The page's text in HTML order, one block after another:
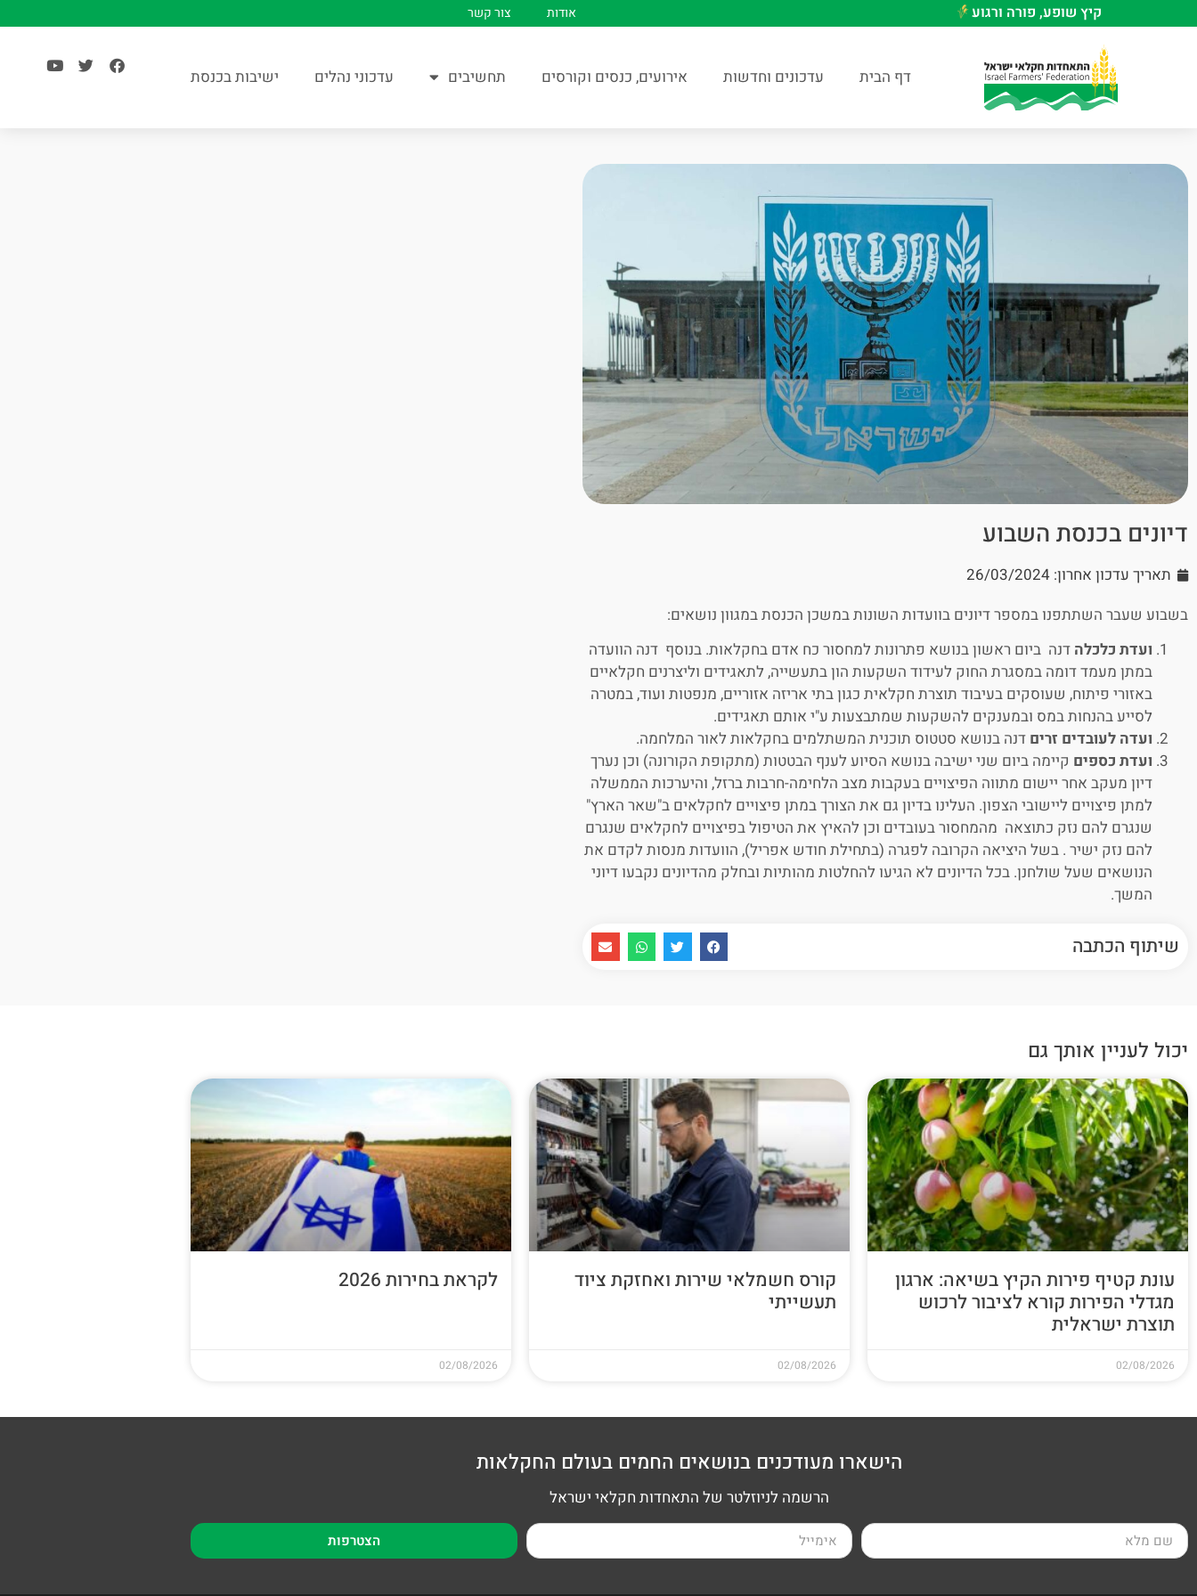
קיץ שופע, פורה ורגוע אודות צור קשר
דף הבית עדכונים וחדשות אירועים, כנסים וקורסים תחשיבים עדכוני נהלים ישיבות בכנסת
דיונים בכנסת השבוע
תאריך עדכון אחרון: 26/03/2024
בשבוע שעבר השתתפנו במספר דיונים בוועדות השונות במשכן הכנסת במגוון נושאים:
ועדת כלכלה דנה ביום ראשון בנושא פתרונות למחסור כח אדם בחקלאות. בנוסף דנה הוועדה
במתן מעמד דומה במסגרת החוק לעידוד השקעות הון בתעשייה, לתאגידים וליצרנים חקלאיים
באזורי פיתוח, שעוסקים בעיבוד תוצרת חקלאית כגון בתי אריזה אזוריים, מנפטות ועוד, במטרה
לסייע בהנחות במס ובמענקים להשקעות שמתבצעות ע"י אותם תאגידים.
ועדה לעובדים זרים דנה בנושא סטטוס תוכנית המשתלמים בחקלאות לאור המלחמה.
ועדת כספים קיימה ביום שני ישיבה בנושא הסיוע לענף הבטטות (מתקופת הקורונה) וכן נערך
דיון מעקב אחר יישום מתווה הפיצויים בעקבות מצב הלחימה-חרבות ברזל, והיערכות הממשלה
למתן פיצויים ליישובי הצפון. העלינו בדיון גם את הצורך במתן פיצויים לחקלאים ב"שאר הארץ"
שנגרם להם נזק כתוצאה מהמחסור בעובדים וכן להאיץ את הטיפול בפיצויים לחקלאים שנגרם
להם נזק ישיר . בשל היציאה הקרובה לפגרה (בתחילת חודש אפריל), הוועדות מנסות לקדם את
הנושאים שעל שולחנן. בכל הדיונים לא הגיעו להחלטות מהותיות ובחלק מהדיונים נקבעו דיוני
המשך.
שיתוף הכתבה
יכול לעניין אותך גם
עונת קטיף פירות הקיץ בשיאה: ארגון
מגדלי הפירות קורא לציבור לרכוש
תוצרת ישראלית
02/08/2026
קורס חשמלאי שירות ואחזקת ציוד
תעשייתי
02/08/2026
לקראת בחירות 2026
02/08/2026
הישארו מעודכנים בנושאים החמים בעולם החקלאות
הרשמה לניוזלטר של התאחדות חקלאי ישראל
הצטרפות